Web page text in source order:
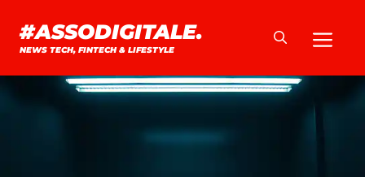
contenuto
#ASSODIGITALE.
NEWS TECH, FINTECH & LIFESTYLE